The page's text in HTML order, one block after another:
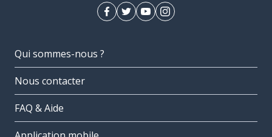
Qui sommes-nous ?
Nous contacter
FAQ & Aide